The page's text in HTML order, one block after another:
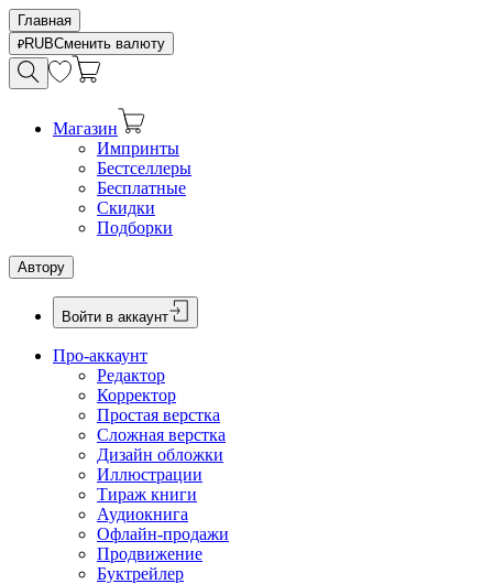
Главная
RUBСменить валюту
Магазин
Импринты
Бестселлеры
Бесплатные
Скидки
Подборки
Автору
Войти в аккаунт
Про-аккаунт
Редактор
Корректор
Простая верстка
Сложная верстка
Дизайн обложки
Иллюстрации
Тираж книги
Аудиокнига
Офлайн-продажи
Продвижение
Буктрейлер